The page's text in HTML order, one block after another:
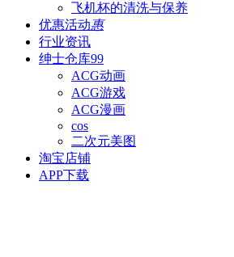
飞机杯的清洗与保养
优惠活动惠
行业资讯
绅士仓库99
ACG动画
ACG游戏
ACG漫画
cos
二次元美图
淘宝店铺
APP下载